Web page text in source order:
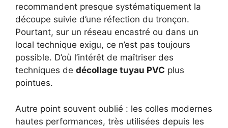
recommandent presque systématiquement la
découpe suivie d’une réfection du tronçon.
Pourtant, sur un réseau encastré ou dans un
local technique exigu, ce n’est pas toujours
possible. D’où l’intérêt de maîtriser des
techniques de décollage tuyau PVC plus
pointues.
Autre point souvent oublié : les colles modernes
hautes performances, très utilisées depuis les